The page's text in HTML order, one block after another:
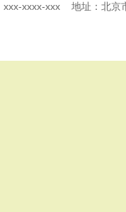
xxx-xxxx-xxx 地址：北京